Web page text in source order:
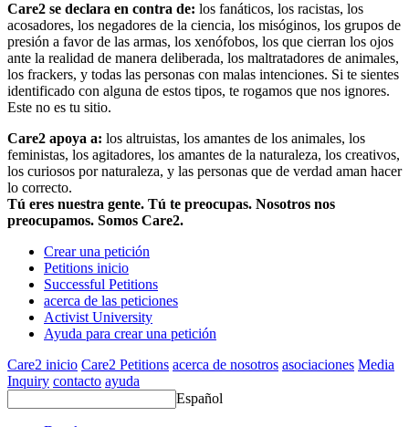
Care2 se declara en contra de: los fanáticos, los racistas, los
acosadores, los negadores de la ciencia, los misóginos, los grupos de
presión a favor de las armas, los xenófobos, los que cierran los ojos
ante la realidad de manera deliberada, los maltratadores de animales,
los frackers, y todas las personas con malas intenciones. Si te sientes
identificado con alguna de estos tipos, te rogamos que nos ignores.
Este no es tu sitio.
Care2 apoya a: los altruistas, los amantes de los animales, los
feministas, los agitadores, los amantes de la naturaleza, los creativos,
los curiosos por naturaleza, y las personas que de verdad aman hacer
lo correcto.
Tú eres nuestra gente. Tú te preocupas. Nosotros nos
preocupamos. Somos Care2.
Crear una petición
Petitions inicio
Successful Petitions
acerca de las peticiones
Activist University
Ayuda para crear una petición
Care2 inicio Care2 Petitions acerca de nosotros asociaciones Media
Inquiry contacto ayuda
Español